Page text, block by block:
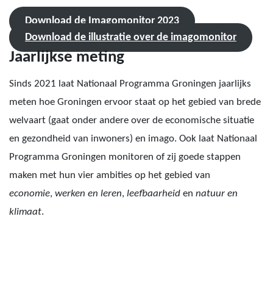
Download de Imagomonitor 2023
Download de illustratie over de imagomonitor
Jaarlijkse meting
Sinds 2021 laat Nationaal Programma Groningen jaarlijks
meten hoe Groningen ervoor staat op het gebied van brede
welvaart (gaat onder andere over de economische situatie
en gezondheid van inwoners) en imago. Ook laat Nationaal
Programma Groningen monitoren of zij goede stappen
maken met hun vier ambities op het gebied van
economie, werken en leren, leefbaarheid en natuur en
klimaat.